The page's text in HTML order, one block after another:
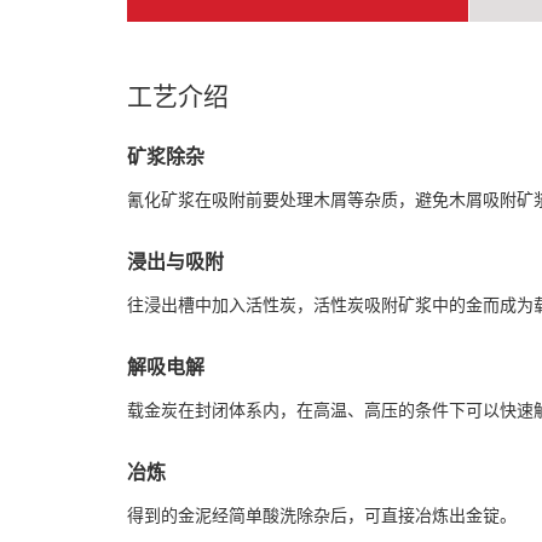
工艺介绍
矿浆除杂
氰化矿浆在吸附前要处理木屑等杂质，避免木屑吸附
浸出与吸附
往浸出槽中加入活性炭，活性炭吸附矿浆中的金而成
解吸电解
载金炭在封闭体系内，在高温、高压的条件下可以快速
冶炼
得到的金泥经简单酸洗除杂后，可直接冶炼出金锭。